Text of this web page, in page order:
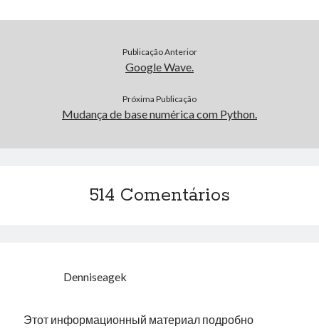
Publicação Anterior
Google Wave.
Próxima Publicação
Mudança de base numérica com Python.
514 Comentários
Denniseagek
Этот информационный материал подробно